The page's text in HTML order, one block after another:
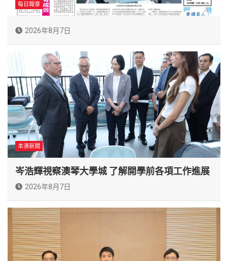
每日報章
2026年8月7日
本澳新聞
岑浩輝視察澳琴大學城 了解開學前各項工作進展
2026年8月7日